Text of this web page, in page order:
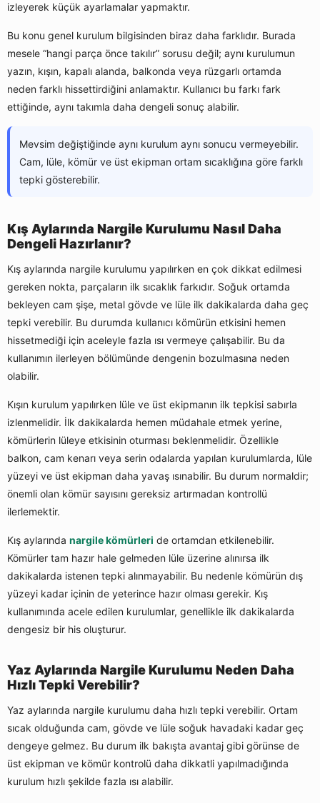
izleyerek küçük ayarlamalar yapmaktır.
Bu konu genel kurulum bilgisinden biraz daha farklıdır. Burada
mesele “hangi parça önce takılır” sorusu değil; aynı kurulumun
yazın, kışın, kapalı alanda, balkonda veya rüzgarlı ortamda
neden farklı hissettirdiğini anlamaktır. Kullanıcı bu farkı fark
ettiğinde, aynı takımla daha dengeli sonuç alabilir.
Mevsim değiştiğinde aynı kurulum aynı sonucu vermeyebilir.
Cam, lüle, kömür ve üst ekipman ortam sıcaklığına göre farklı
tepki gösterebilir.
Kış Aylarında Nargile Kurulumu Nasıl Daha
Dengeli Hazırlanır?
Kış aylarında nargile kurulumu yapılırken en çok dikkat edilmesi
gereken nokta, parçaların ilk sıcaklık farkıdır. Soğuk ortamda
bekleyen cam şişe, metal gövde ve lüle ilk dakikalarda daha geç
tepki verebilir. Bu durumda kullanıcı kömürün etkisini hemen
hissetmediği için aceleyle fazla ısı vermeye çalışabilir. Bu da
kullanımın ilerleyen bölümünde dengenin bozulmasına neden
olabilir.
Kışın kurulum yapılırken lüle ve üst ekipmanın ilk tepkisi sabırla
izlenmelidir. İlk dakikalarda hemen müdahale etmek yerine,
kömürlerin lüleye etkisinin oturması beklenmelidir. Özellikle
balkon, cam kenarı veya serin odalarda yapılan kurulumlarda, lüle
yüzeyi ve üst ekipman daha yavaş ısınabilir. Bu durum normaldir;
önemli olan kömür sayısını gereksiz artırmadan kontrollü
ilerlemektir.
Kış aylarında nargile kömürleri de ortamdan etkilenebilir.
Kömürler tam hazır hale gelmeden lüle üzerine alınırsa ilk
dakikalarda istenen tepki alınmayabilir. Bu nedenle kömürün dış
yüzeyi kadar içinin de yeterince hazır olması gerekir. Kış
kullanımında acele edilen kurulumlar, genellikle ilk dakikalarda
dengesiz bir his oluşturur.
Yaz Aylarında Nargile Kurulumu Neden Daha
Hızlı Tepki Verebilir?
Yaz aylarında nargile kurulumu daha hızlı tepki verebilir. Ortam
sıcak olduğunda cam, gövde ve lüle soğuk havadaki kadar geç
dengeye gelmez. Bu durum ilk bakışta avantaj gibi görünse de
üst ekipman ve kömür kontrolü daha dikkatli yapılmadığında
kurulum hızlı şekilde fazla ısı alabilir.